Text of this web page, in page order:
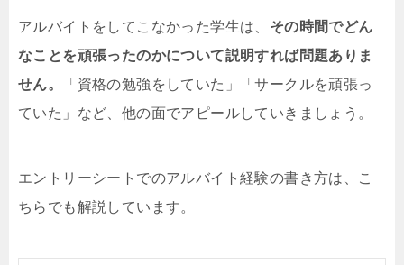
アルバイトをしてこなかった学生は、 その時間でどん
なことを頑張ったのかについて説明すれば問題ありま
せん。
「資格の勉強をしていた」「サークルを頑張っ
ていた」など、他の面でアピールしていきましょう。
エントリーシートでのアルバイト経験の書き方は、こ
ちらでも解説しています。